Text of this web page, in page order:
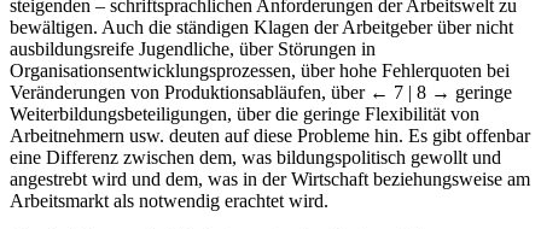
steigenden – schriftsprachlichen Anforderungen der Arbeitswelt zu
bewältigen. Auch die ständigen Klagen der Arbeitgeber über nicht
ausbildungsreife Jugendliche, über Störungen in
Organisationsentwicklungsprozessen, über hohe Fehlerquoten bei
Veränderungen von Produktionsabläufen, über ← 7 | 8 → geringe
Weiterbildungsbeteiligungen, über die geringe Flexibilität von
Arbeitnehmern usw. deuten auf diese Probleme hin. Es gibt offenbar
eine Differenz zwischen dem, was bildungspolitisch gewollt und
angestrebt wird und dem, was in der Wirtschaft beziehungsweise am
Arbeitsmarkt als notwendig erachtet wird.